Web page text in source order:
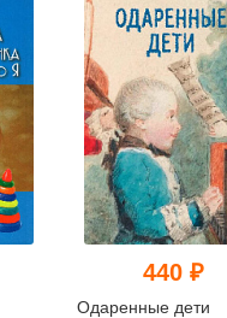
440 ₽
Одаренные дети